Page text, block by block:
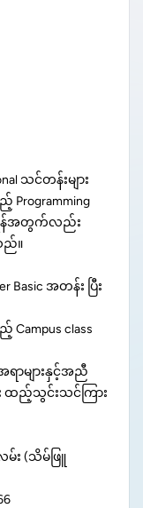
သင်တန်းများ
ရန်အတွက်လည်း
ည်။
Basic အတန်း ပြီး
class
ရာများနှင့်အညီ
ထည့်သွင်းသင်ကြား
မ်း (သိမ်ဖြူ